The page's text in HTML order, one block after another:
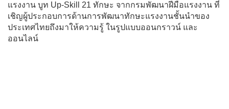
แรงงาน บูท Up-Skill 21 ทักษะ จากกรมพัฒนาฝีมือแรงงาน ที่
เชิญผู้ประกอบการด้านการพัฒนาทักษะแรงงานชั้นนำของ
ประเทศไทยถึงมาให้ความรู้ ในรูปแบบออนกราวน์ และ
ออนไลน์